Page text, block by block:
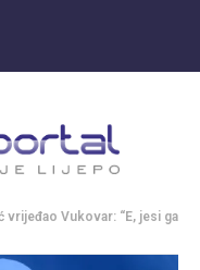
vrijeđao Vukovar: “E, jesi ga